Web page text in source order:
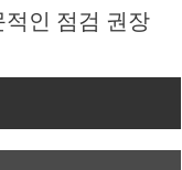
인 점검 권장